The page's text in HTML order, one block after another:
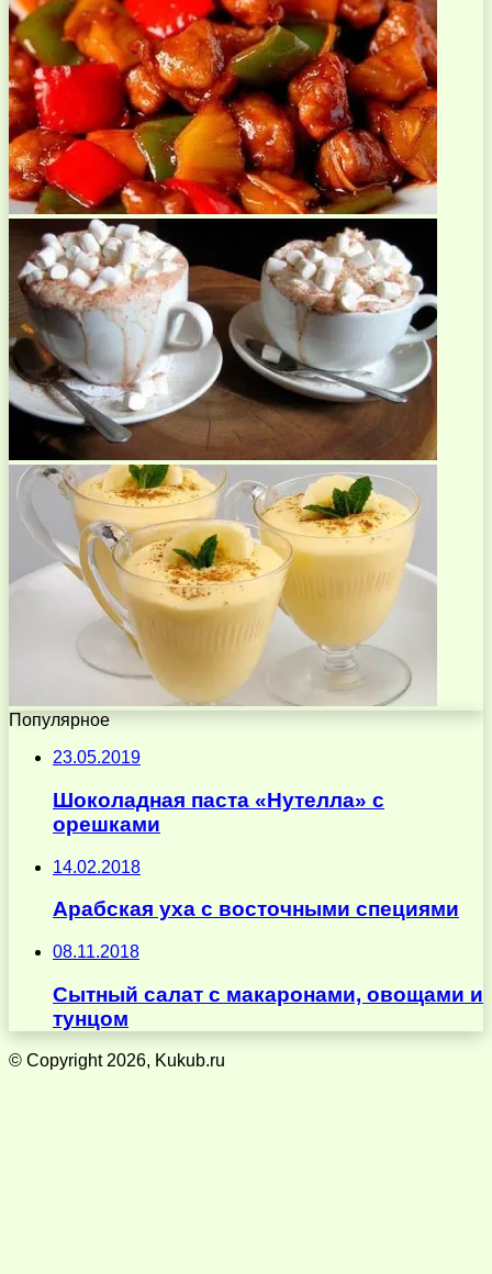
Популярное
23.05.2019
Шоколадная паста «Нутелла» с
орешками
14.02.2018
Арабская уха с восточными специями
08.11.2018
Сытный салат с макаронами, овощами и
тунцом
© Copyright 2026, Kukub.ru